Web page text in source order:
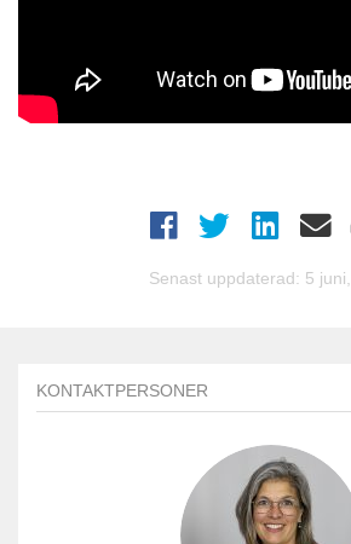
Senast uppdaterad: 5
KONTAKTPERSONER